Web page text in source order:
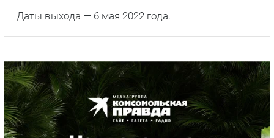
Даты выхода — 6 мая 2022 года.